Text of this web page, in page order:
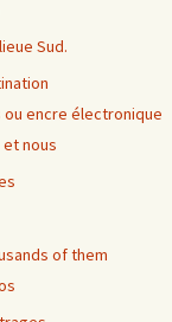
Sud.
encre électronique
nous
of them